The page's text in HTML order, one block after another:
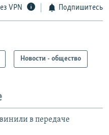
VPN Подпишитесь
Новости - общество
в передаче